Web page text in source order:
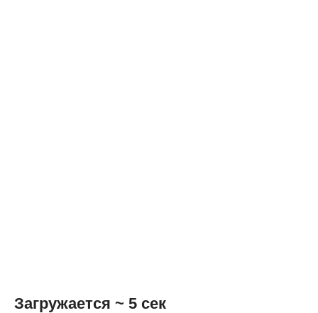
Загружается ~ 5 сек